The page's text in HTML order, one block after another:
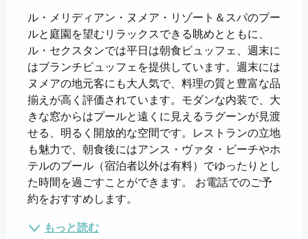
ル・メリディアン・ヌメア・リゾート＆スパのプー
ルと庭園を望むリラックスできる眺めとともに、
ル・セクスタンでは平日は朝食ビュッフェ、週末に
はブランチビュッフェを提供しています。週末には
ヌメアの地元客にも大人気で、料理の質と豊富な品
揃えが高く評価されています。モダンな内装で、大
きな窓からはプールと遠くに見えるラグーンが見渡
せる、明るく開放的な空間です。レストランの立地
も魅力で、朝食後にはアンス・ヴァタ・ビーチやホ
テルのプール（宿泊者以外は有料）でゆったりとし
た時間を過ごすことができます。 お電話でのご予
約をおすすめします。
もっと読む